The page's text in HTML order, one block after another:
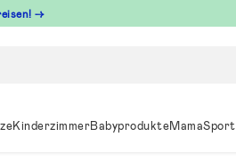
→
KinderzimmerBabyprodukteMamaSport